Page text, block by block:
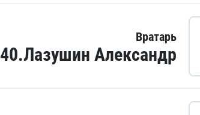
Вратарь
40.Лазушин Александр